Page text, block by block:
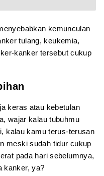
kemunculan
tulang, keukemia,
kanker tersebut cukup
keras atau kebetulan
wajar kalau tubuhmu
kalau kamu terus-terusan
meski sudah tidur cukup
pada hari sebelumnya,
kanker, ya?